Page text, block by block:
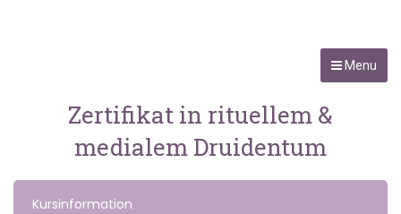
Menu
Zertifikat in rituellem &
medialem Druidentum
Kursinformation